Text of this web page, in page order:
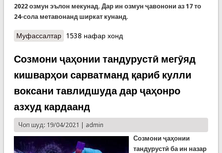
2022 озмун эълон мекунад. Дар ин озмун ҷавонони аз 17 то
24-сола метавонанд ширкат кунанд.
Муфассалтаро ЭЪЛОН: Оё шумо мехоҳед дар Академияи
1538 нафар хонд
Созмони ҷаҳонии тандурустӣ мегӯяд
кишварҳои сарватманд қариб кулли
воксани тавлидшуда дар ҷаҳонро
азхуд кардаанд
Чоп шуд: 19/04/2021 | admin
Созмони ҷаҳонии
тандурустӣ ба ин назар